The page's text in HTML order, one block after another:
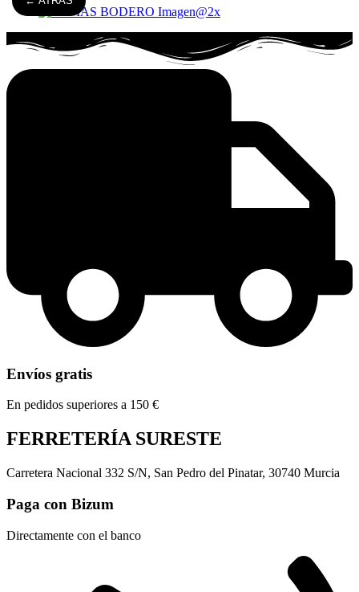
Envíos gratis
En pedidos superiores a 150 €
FERRETERÍA SURESTE
Carretera Nacional 332 S/N, San Pedro del Pinatar, 30740 Murcia
Paga con Bizum
Directamente con el banco